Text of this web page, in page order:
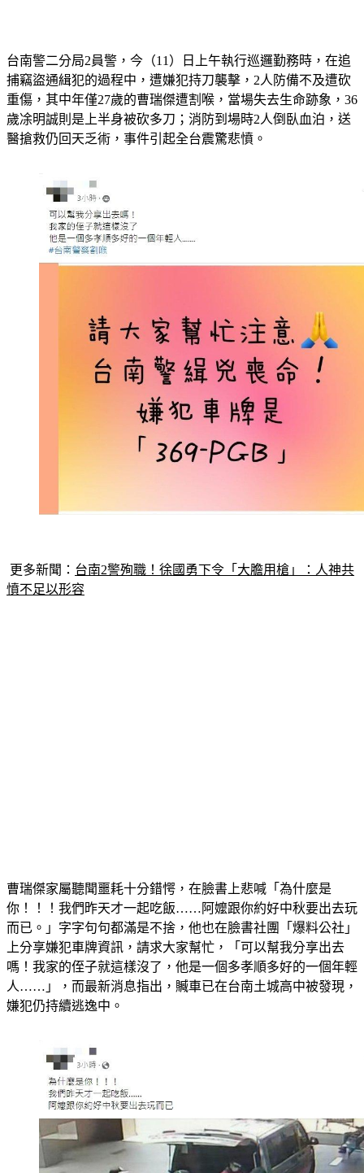
捕竊盜通緝犯的過程中，遭嫌犯持刀襲擊，2人防備不及遭砍
重傷，其中年僅27歲的曹瑞傑遭割喉，當場失去生命跡象，36
歲凃明誠則是上半身被砍多刀；消防到場時2人倒臥血泊，送
醫搶救仍回天乏術，事件引起全台震驚悲憤。
憤不足以形容
你！！！我們昨天才一起吃飯……阿嬤跟你約好中秋要出去玩
而已。」字字句句都滿是不捨，他也在臉書社團「爆料公社」
上分享嫌犯車牌資訊，請求大家幫忙，「可以幫我分享出去
嗎！我家的侄子就這樣沒了，他是一個多孝順多好的一個年輕
人……」，而最新消息指出，贓車已在台南土城高中被發現，
嫌犯仍持續逃逸中。